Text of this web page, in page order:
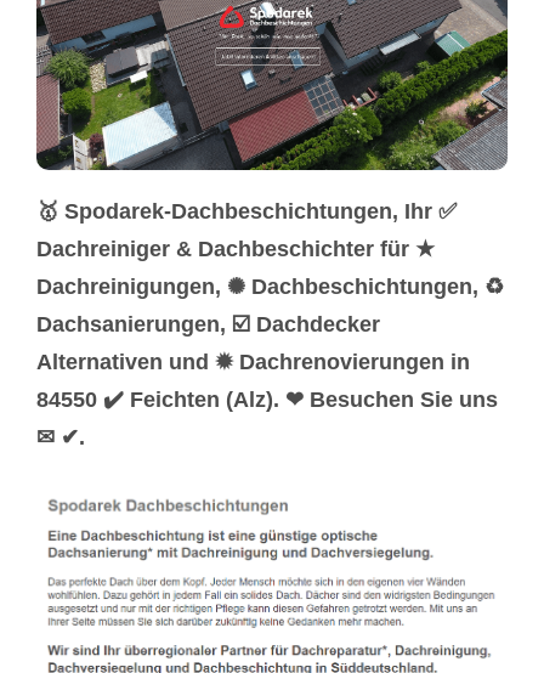
🥇 Spodarek-Dachbeschichtungen, Ihr ✅
Dachreiniger & Dachbeschichter für ★
Dachreinigungen, ✺ Dachbeschichtungen, ♻
Dachsanierungen, ☑️ Dachdecker
Alternativen und ✹ Dachrenovierungen in
84550 ✔️ Feichten (Alz). ❤ Besuchen Sie uns
✉ ✔.